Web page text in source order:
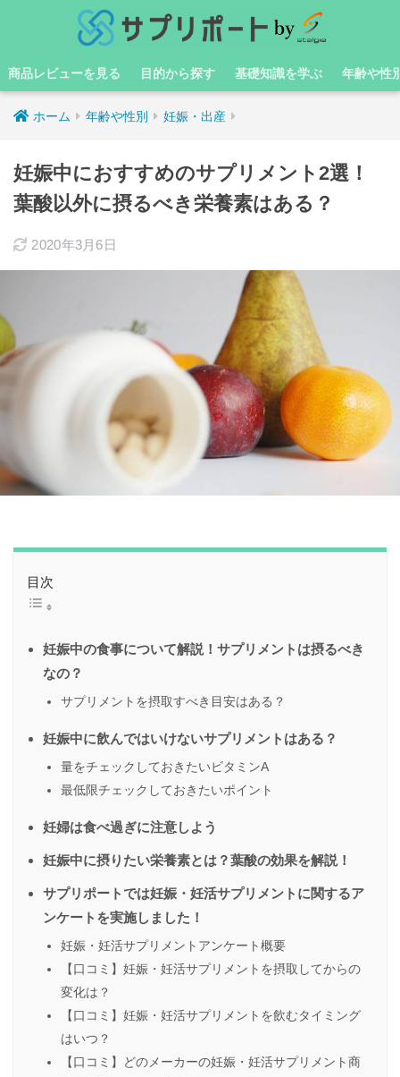
商品レビューを見る 目的から探す 基礎知識を学ぶ 年齢や性
ホーム 年齢や性別 妊娠・出産
妊娠中におすすめのサプリメント2選！
葉酸以外に摂るべき栄養素はある？
2020年3月6日
目次
妊娠中の食事について解説！サプリメントは摂るべき
なの？
サプリメントを摂取すべき目安はある？
妊娠中に飲んではいけないサプリメントはある？
量をチェックしておきたいビタミンA
最低限チェックしておきたいポイント
妊婦は食べ過ぎに注意しよう
妊娠中に摂りたい栄養素とは？葉酸の効果を解説！
サプリポートでは妊娠・妊活サプリメントに関するア
ンケートを実施しました！
妊娠・妊活サプリメントアンケート概要
【口コミ】妊娠・妊活サプリメントを摂取してからの
変化は？
【口コミ】妊娠・妊活サプリメントを飲むタイミング
はいつ？
【口コミ】どのメーカーの妊娠・妊活サプリメント商